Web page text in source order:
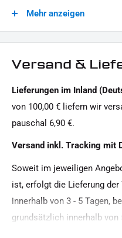
Motiv:
Motorradmarke:
Harley-Davidson
Produkttyp:
Seitlicher
Strassenzulassung:
Mehr anzeigen
Versand &
Lieferungen im Inland
von 100,00 € liefern wir
pauschal 6,90 €.
Versand inkl. Tracking mit
Soweit im jeweiligen
ist, erfolgt die Lieferung
innerhalb von 3 - 5 Tagen,
grundsätzlich innerhalb von